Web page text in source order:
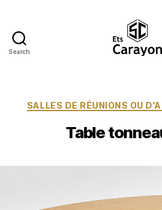
Search
SALLES DE RÉUNIONS OU
Table